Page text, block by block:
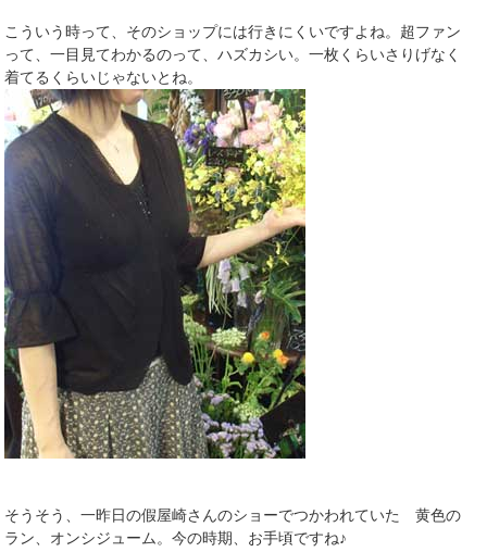
こういう時って、そのショップには行きにくいですよね。超ファン
って、一目見てわかるのって、ハズカシい。一枚くらいさりげなく
着てるくらいじゃないとね。
そうそう、一昨日の假屋崎さんのショーでつかわれていた 黄色の
ラン、オンシジューム。今の時期、お手頃ですね♪